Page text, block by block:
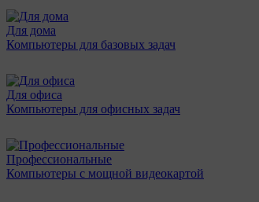
Для дома
Компьютеры для базовых задач
Для офиса
Компьютеры для офисных задач
Профессиональные
Компьютеры с мощной видеокартой